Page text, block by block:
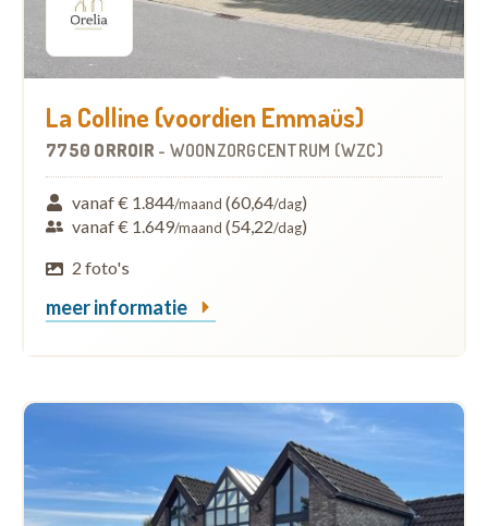
La Colline (voordien Emmaüs)
7750 ORROIR - WOONZORGCENTRUM (WZC)
vanaf € 1.844/maand (60,64/dag)
vanaf € 1.649/maand (54,22/dag)
2 foto's
meer informatie